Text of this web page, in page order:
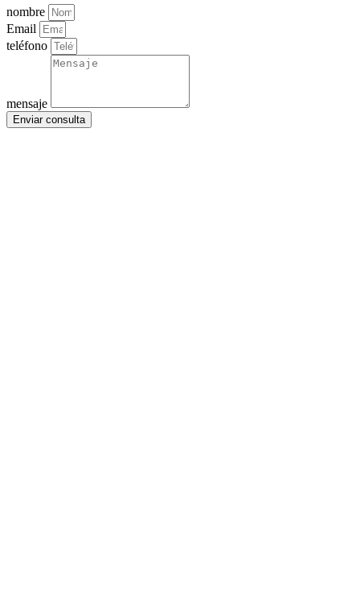
nombre
Email
teléfono
mensaje
Enviar consulta